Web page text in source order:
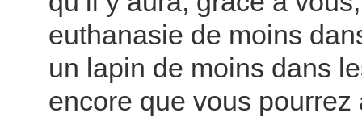
euthanasie de moins
un lapin de moins dans
encore que vous pourrez